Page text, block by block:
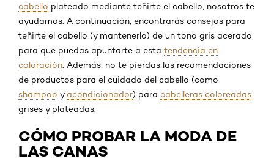
cabello plateado mediante teñirte el cabello, nosotros te
ayudamos. A continuación, encontrarás consejos para
teñirte el cabello (y mantenerlo) de un tono gris acerado
para que puedas apuntarte a esta tendencia en
coloración. Además, no te pierdas las recomendaciones
de productos para el cuidado del cabello (como
shampoo yacondicionador) para cabelleras coloreadas
grises y plateadas.
CÓMO PROBAR LA MODA DE
LAS CANAS